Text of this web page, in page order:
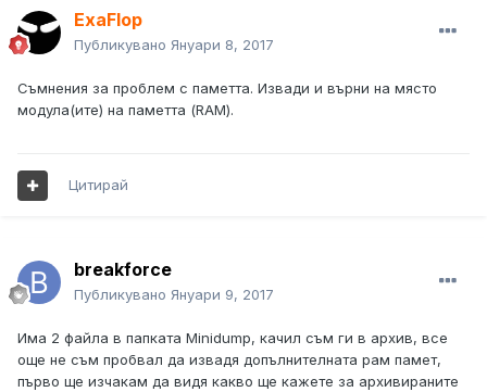
ExaFlop
Публикувано Януари 8, 2017
Съмнения за проблем с паметта. Извади и върни на място
модула(ите) на паметта (RAM).
Цитирай
breakforce
Публикувано Януари 9, 2017
Има 2 файла в папката Minidump, качил съм ги в архив, все
още не съм пробвал да извадя допълнителната рам памет,
първо ще изчакам да видя какво ще кажете за архивираните